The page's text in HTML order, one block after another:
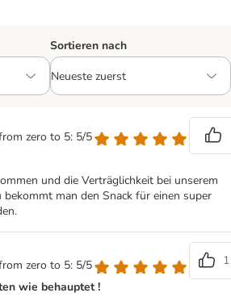
Sortieren nach
zero to 5: 5/5
und die Verträglichkeit bei unserem
bekommt man den Snack für einen super
zero to 5: 5/5
1
wie behauptet !